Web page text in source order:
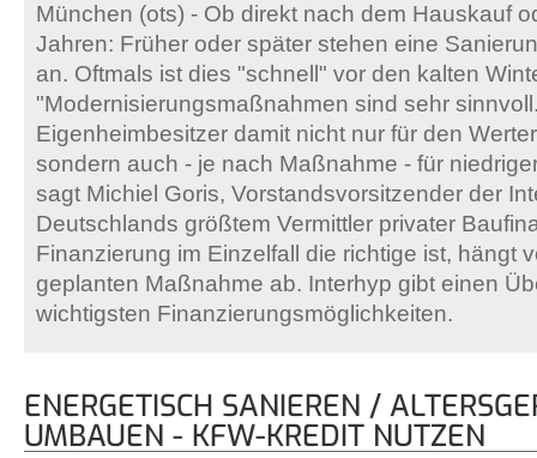
München (ots) - Ob direkt nach dem Hauskauf
Jahren: Früher oder später stehen eine
an. Oftmals ist dies "schnell" vor den kalten
"Modernisierungsmaßnahmen sind sehr
Eigenheimbesitzer damit nicht nur für den
sondern auch - je nach Maßnahme - für
sagt Michiel Goris, Vorstandsvorsitzender der
Deutschlands größtem Vermittler privater
Finanzierung im Einzelfall die richtige ist, hängt
geplanten Maßnahme ab. Interhyp gibt einen
wichtigsten Finanzierungsmöglichkeiten.
ENERGETISCH SANIEREN /
UMBAUEN - KFW-KREDIT NUTZEN